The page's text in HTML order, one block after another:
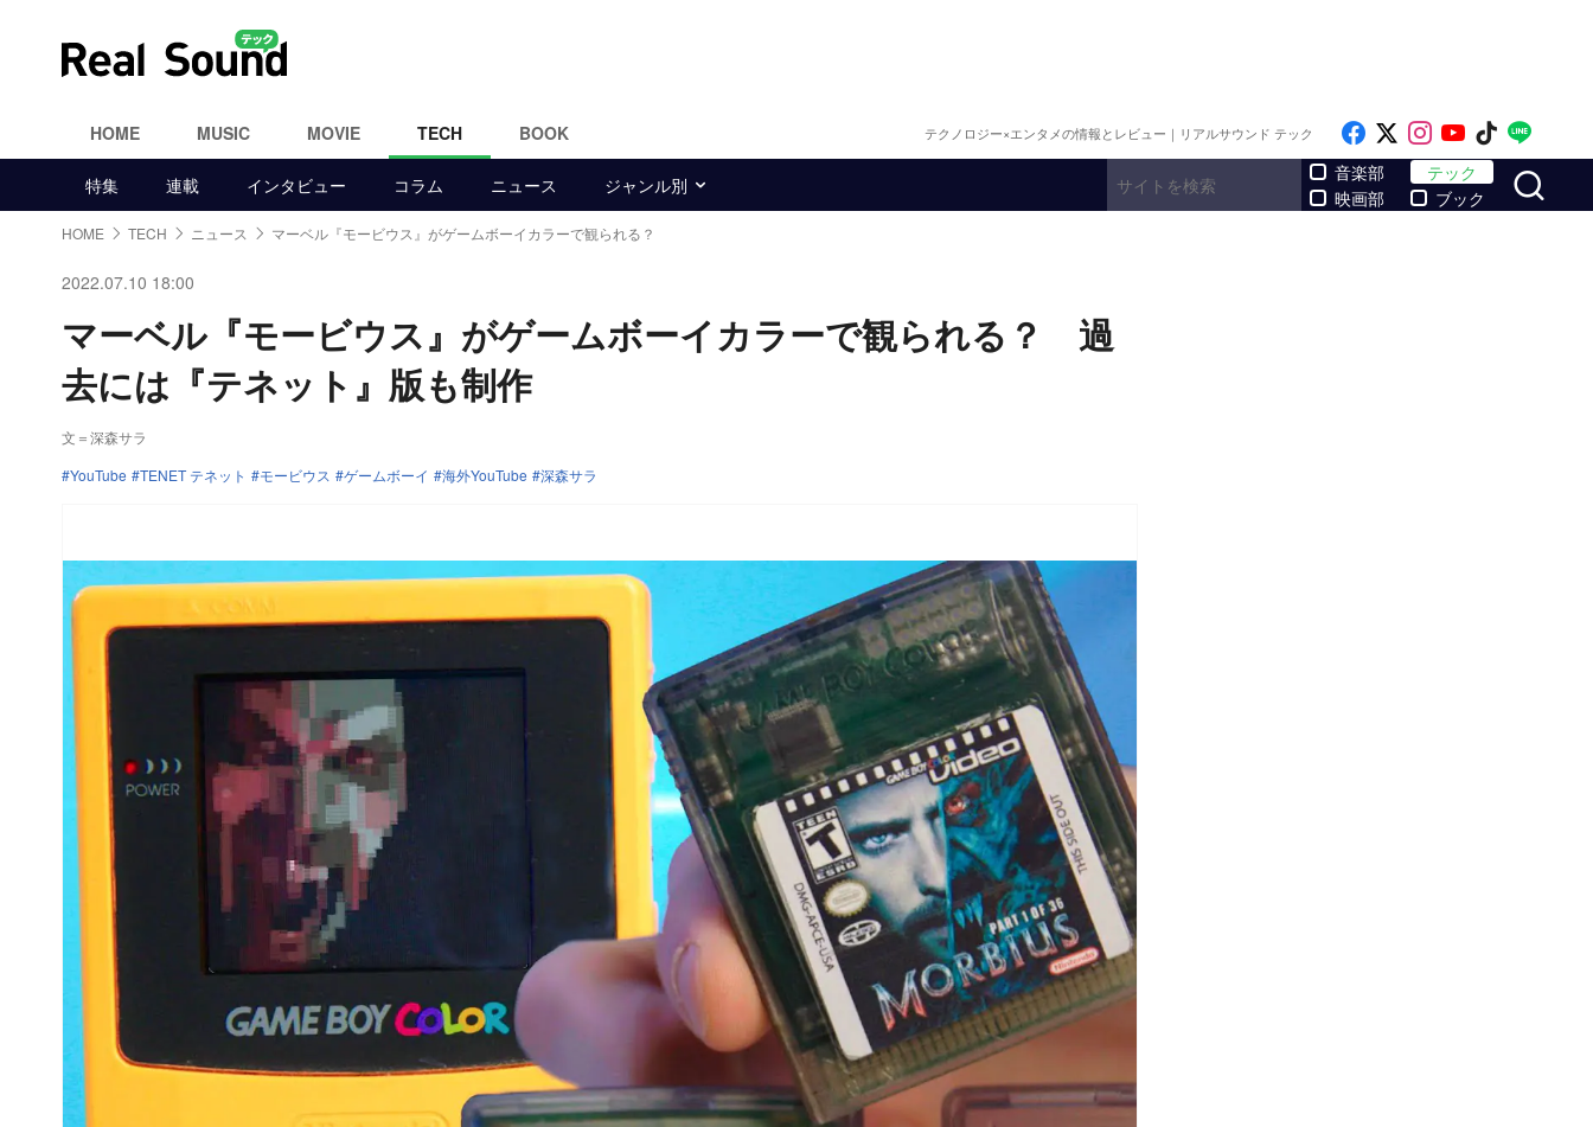
HOME MUSIC MOVIE TECH BOOK テクノロジー×エンタメの情報とレビュー｜リアルサウンド テック Like on Facebook
Follow on x
Follow on
Follow on
Follow
特集 連載 インタビュー コラム ニュース ジャンル別
音楽部
映画部
テック
ブック
HOME TECH ニュース マーベル『モービウス』がゲームボーイカラーで観られる？
2022.07.10 18:00
マーベル『モービウス』がゲームボーイカラーで観られる？ 過
去には『テネット』版も制作
文＝深森サラ
YouTube
TENET テネット モービウス ゲームボーイ 海外YouTube 深森サラ